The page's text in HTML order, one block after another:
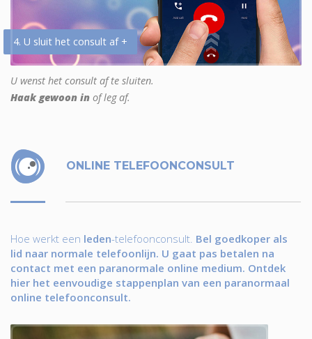
4. U sluit het consult af +
U wenst het consult af te sluiten.
Haak gewoon in of leg af.
ONLINE TELEFOONCONSULT
Hoe werkt een leden-telefoonconsult. Bel goedkoper als
lid naar normale telefoonlijn. U gaat pas betalen na
contact met een paranormale online medium. Ontdek
hier het eenvoudige stappenplan van een paranormaal
online telefoonconsult.